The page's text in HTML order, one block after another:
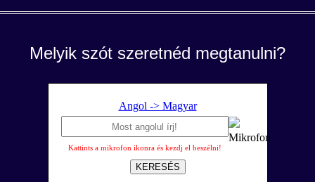
Melyik szót szeretnéd megtanulni?
Angol -> Magyar
Kattints a mikrofon ikonra és kezdj el beszélni!
KERESÉS